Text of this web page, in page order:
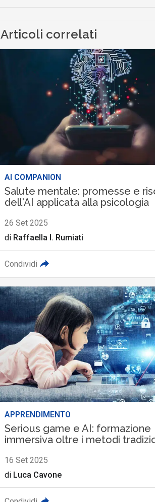
Articoli correlati
AI COMPANION
Salute mentale: promesse e
dell'AI applicata alla psicologia
26 Set 2025
di Raffaella I. Rumiati
Condividi
APPRENDIMENTO
Serious game e AI: formazione
immersiva oltre i metodi
16 Set 2025
di Luca Cavone